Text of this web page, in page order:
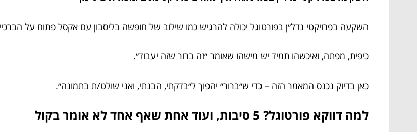
השקעה בפרויקטי נדל״ן בפורטוגל יכולה להרגיש כמו שילוב של חופשה בליסבון עם אקסל פתוח על
כיפית, מפתה, ואיכשהו תמיד יש מישהו שאומר ״זה ברור שזה יעבוד״.
כאן בדיוק נכנס המאמר הזה – כדי ש״ברור״ יהפוך ל״בדקתי, הבנתי, ואני שולט/ת בתמונה״.
למה דווקא פורטוגל? 5 סיבות, ועוד אחת שאף אחד לא אומר בקול